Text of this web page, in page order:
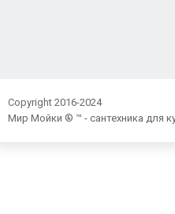
Copyright 2016-2024
Мир Мойки ® ™ - сантехника для